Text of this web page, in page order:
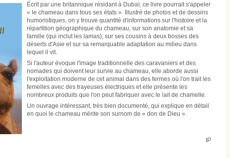
Écrit par une britannique résidant à Dubaï, ce livre pourrait s'appeler
« le chameau dans tous ses états ». Illustré de photos et de dessins
humoristiques, on y trouve quantité d'informations sur l'histoire et la
répartition géographique du chameau, sur son anatomie et sa
famille (qui inclut les lamas), sur ses cousins à deux bosses des
déserts d'Asie et sur sa remarquable adaptation au milieu dans
lequel il vit.
Si l'auteur évoque l'image traditionnelle des caravaniers et des
nomades qui doivent leur survie au chameau, elle aborde aussi
l'exploitation moderne de cet animal dans des fermes où l'on trait les
femelles avec des trayeuses électriques et elle présente les
nombreux produits que l'on peut fabriquer avec le lait de chamelle.
Un ouvrage intéressant, très bien documenté, qui explique en détail
en quoi le chameau mérite son surnom de « don de Dieu ».
IP